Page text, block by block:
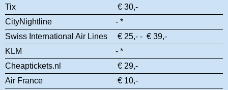
Tix
€ 30,-
CityNightline
- *
Swiss International Air Lines
€ 25,- - € 39,-
KLM
- *
Cheaptickets.nl
€ 29,-
Air France
€ 10,-